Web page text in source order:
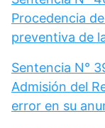
Procedencia
preventiva de
Sentencia N°
Admisión del
error en su